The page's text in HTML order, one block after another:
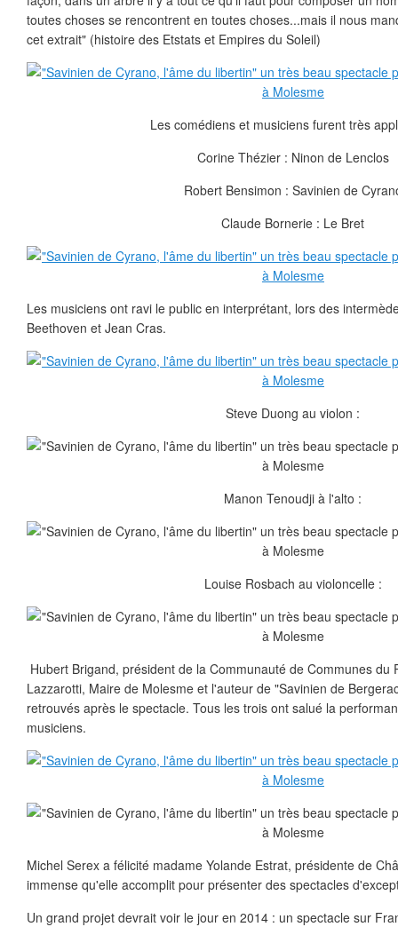
toutes choses se rencontrent en toutes choses...mais il nous
cet extrait" (histoire des Etstats et Empires du Soleil)
Les comédiens et musiciens furent très
Corine Thézier : Ninon de Lenclos
Robert Bensimon : Savinien de
Claude Bornerie : Le Bret
Les musiciens ont ravi le public en interprétant, lors des
Beethoven et Jean Cras.
Steve Duong au violon :
Manon Tenoudji à l'alto :
Louise Rosbach au violoncelle :
Hubert Brigand, président de la Communauté de Communes du
Lazzarotti, Maire de Molesme et l'auteur de "Savinien de
retrouvés après le spectacle. Tous les trois ont salué la
musiciens.
Michel Serex a félicité madame Yolande Estrat, présidente de
immense qu'elle accomplit pour présenter des spectacles
Un grand projet devrait voir le jour en 2014 : un spectacle sur